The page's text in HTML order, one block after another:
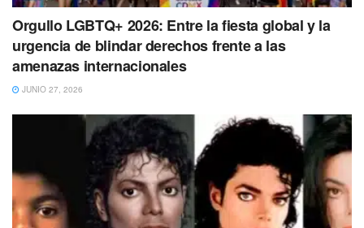
Orgullo LGBTQ+ 2026: Entre la fiesta global y la
urgencia de blindar derechos frente a las
amenazas internacionales
JUNIO 27, 2026